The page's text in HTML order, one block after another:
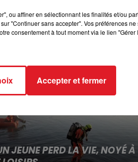
JEUNE PERD LA VIE, NOYÉ À
ou affiner en sélectionnant les finalités et/ou
"Continuer sans accepter". Vos préférences
consentement à tout moment via le lien
Accepter et fermer